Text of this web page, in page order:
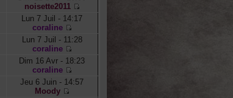
noisette2011
Lun 7 Juil - 14:17
coraline
Lun 7 Juil - 11:28
coraline
Dim 16 Avr - 18:23
coraline
Jeu 6 Juin - 14:57
Moody